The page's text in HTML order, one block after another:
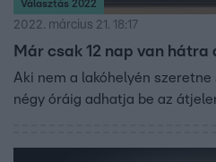
Választás 2022
2022. március 21. 18:17
Már csak 12 nap van
Aki nem a lakóhelyén
négy óráig adhatja be az